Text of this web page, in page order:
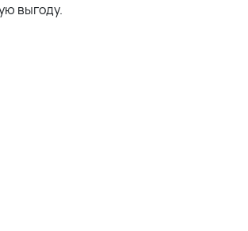
выгоду.